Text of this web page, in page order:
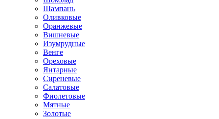
Шампань
Оливковые
Оранжевые
Вишневые
Изумрудные
Венге
Ореховые
Янтарные
Сиреневые
Салатовые
Фиолетовые
Мятные
Золотые